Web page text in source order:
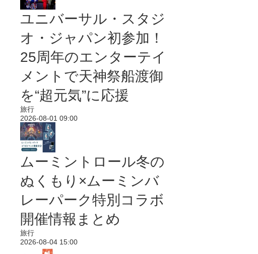
ユニバーサル・スタジ
オ・ジャパン初参加！
25周年のエンターテイ
メントで天神祭船渡御
を“超元気”に応援
旅行
2026-08-01 09:00
ムーミントロール冬の
ぬくもり×ムーミンバ
レーパーク特別コラボ
開催情報まとめ
旅行
2026-08-04 15:00